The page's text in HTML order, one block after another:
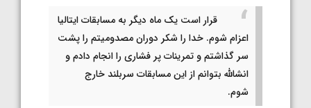
قرار است یک ماه دیگر به مسابقات ایتالیا
اعزام شوم. خدا را شکر دوران مصدومیتم را پشت
سر گذاشتم و تمرینات پر فشاری را انجام دادم و
انشالله بتوانم از این مسابقات سربلند خارج
شوم.